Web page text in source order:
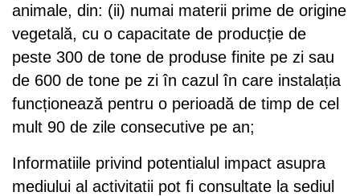
animale, din: (ii) numai materii prime de origine
vegetală, cu o capacitate de producție de
peste 300 de tone de produse finite pe zi sau
de 600 de tone pe zi în cazul în care instalația
funcționează pentru o perioadă de timp de cel
mult 90 de zile consecutive pe an;
Informatiile privind potentialul impact asupra
mediului al activitatii pot fi consultate la sediul